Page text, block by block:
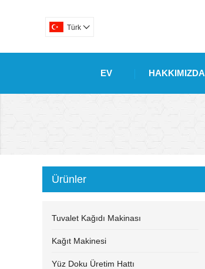
Türk 
EV HAKKIMIZDA
Ürünler
Tuvalet Kağıdı Makinası
Kağıt Makinesi
Yüz Doku Üretim Hattı